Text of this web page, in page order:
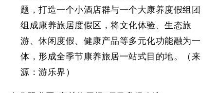
题，打造一个小酒店群与一个大康养度假组团
组成康养旅居度假区，将文化体验、生态旅
游、休闲度假、健康产品等多元化功能融为一
体，形成全季节康养旅居一站式目的地。（来
源：游乐界）